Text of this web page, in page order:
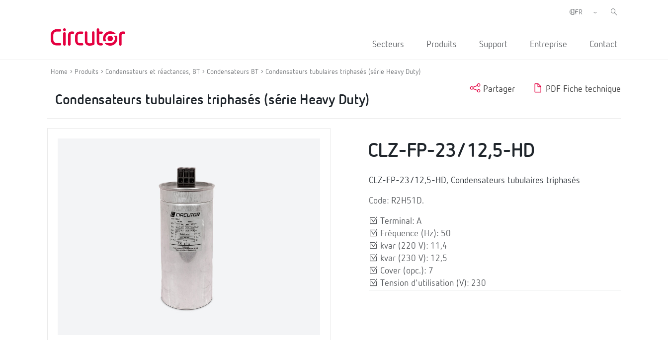
Secteurs Produits Support Entreprise Contact
Home Produits Condensateurs et réactances, BT Condensateurs BT Condensateurs tubulaires triphasés (série Heavy Duty)
Condensateurs tubulaires triphasés (série Heavy Duty)
Partager PDF Fiche technique
CLZ-FP-23/12,5-HD
CLZ-FP-23/12,5-HD, Condensateurs tubulaires triphasés
Code: R2H51D.
Terminal: A
Fréquence (Hz): 50
kvar (220 V): 11,4
kvar (230 V): 12,5
Cover (opc.): 7
Tension d'utilisation (V): 230